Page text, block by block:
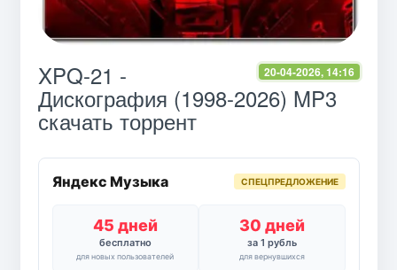
20-04-2026, 14:16
XPQ-21 -
Дискография (1998-2026) MP3
скачать торрент
Яндекс Музыка СПЕЦПРЕДЛОЖЕНИЕ
45 дней
бесплатно
для новых пользователей
30 дней
за 1 рубль
для вернувшихся